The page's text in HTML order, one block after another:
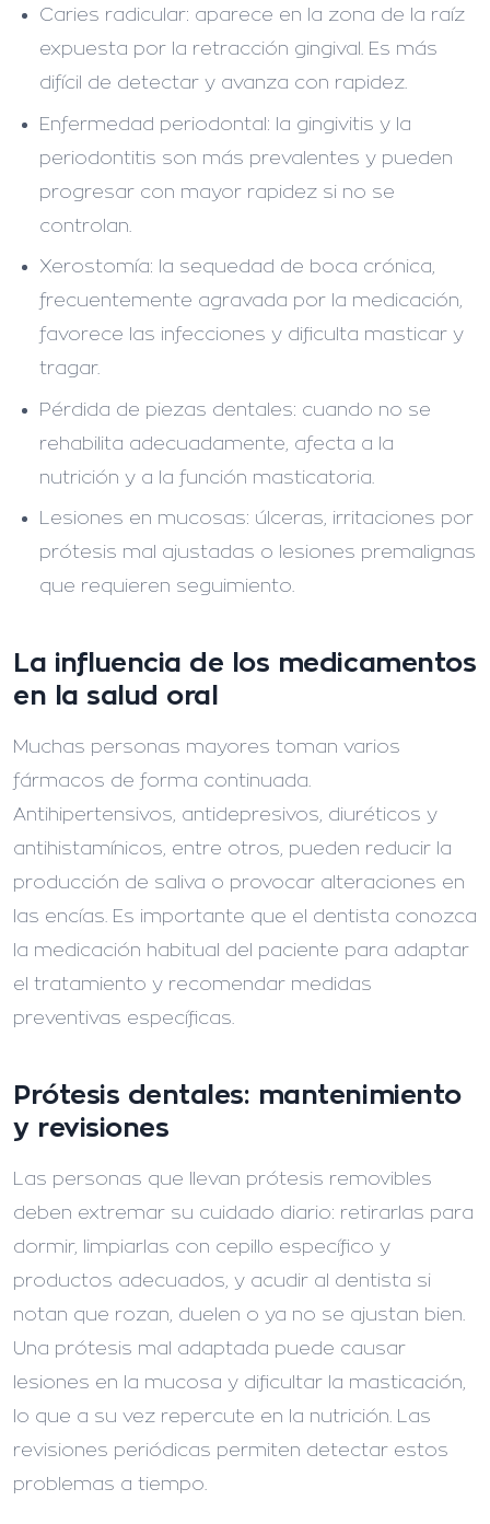
Caries radicular: aparece en la zona de la raíz
expuesta por la retracción gingival. Es más
difícil de detectar y avanza con rapidez.
Enfermedad periodontal: la gingivitis y la
periodontitis son más prevalentes y pueden
progresar con mayor rapidez si no se
controlan.
Xerostomía: la sequedad de boca crónica,
frecuentemente agravada por la medicación,
favorece las infecciones y dificulta masticar y
tragar.
Pérdida de piezas dentales: cuando no se
rehabilita adecuadamente, afecta a la
nutrición y a la función masticatoria.
Lesiones en mucosas: úlceras, irritaciones por
prótesis mal ajustadas o lesiones premalignas
que requieren seguimiento.
La influencia de los medicamentos
en la salud oral
Muchas personas mayores toman varios
fármacos de forma continuada.
Antihipertensivos, antidepresivos, diuréticos y
antihistamínicos, entre otros, pueden reducir la
producción de saliva o provocar alteraciones en
las encías. Es importante que el dentista conozca
la medicación habitual del paciente para adaptar
el tratamiento y recomendar medidas
preventivas específicas.
Prótesis dentales: mantenimiento
y revisiones
Las personas que llevan prótesis removibles
deben extremar su cuidado diario: retirarlas para
dormir, limpiarlas con cepillo específico y
productos adecuados, y acudir al dentista si
notan que rozan, duelen o ya no se ajustan bien.
Una prótesis mal adaptada puede causar
lesiones en la mucosa y dificultar la masticación,
lo que a su vez repercute en la nutrición. Las
revisiones periódicas permiten detectar estos
problemas a tiempo.